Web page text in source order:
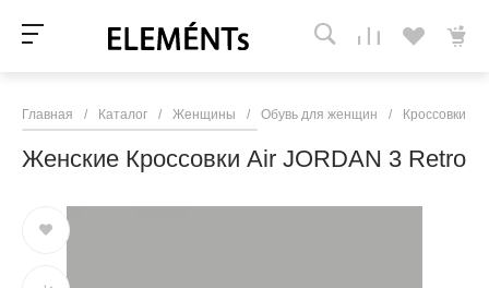
Главная / Каталог / Женщины / Обувь для женщин / Кроссовки и
Женские Кроссовки Air JORDAN 3 Retro